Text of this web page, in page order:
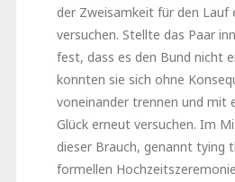
der Zweisamkeit für den Lauf
versuchen. Stellte das Paar
fest, dass es den Bund nicht
konnten sie sich ohne
voneinander trennen und mit
Glück erneut versuchen. Im
dieser Brauch, genannt tying
formellen